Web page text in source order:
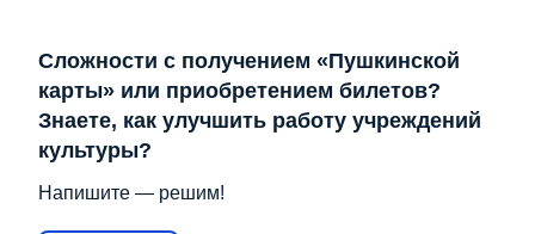
Сложности с получением «Пушкинской
карты» или приобретением билетов?
Знаете, как улучшить работу учреждений
культуры?
Напишите — решим!